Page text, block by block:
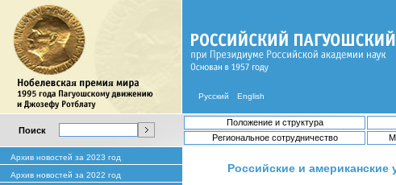
Русский English
Поиск
Положение и структура
Региональное сотрудничество
Архив новостей за 2023 год
Архив новостей за 2022 год
Российские и